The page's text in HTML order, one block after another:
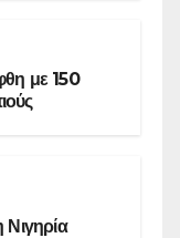
με 150
Νιγηρία